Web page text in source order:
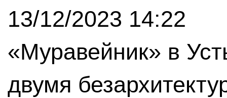
13/12/2023 14:22
«Муравейник» в
двумя